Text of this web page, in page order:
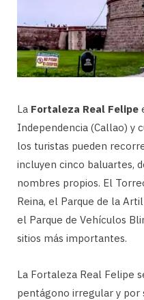
La Fortaleza Real Felipe
Independencia (Callao) y
los turistas pueden
incluyen cinco baluartes,
nombres propios. El
Reina, el Parque de la
el Parque de Vehículos
sitios más importantes.
La Fortaleza Real Felipe
pentágono irregular y por